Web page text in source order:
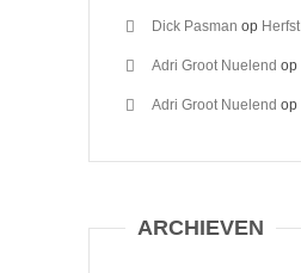
Dick Pasman op Herfst
Adri Groot Nuelend op
Adri Groot Nuelend op
ARCHIEVEN